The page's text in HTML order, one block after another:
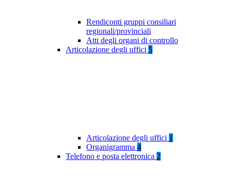
Rendiconti gruppi consiliari
regionali/provinciali
Atti degli organi di controllo
Articolazione degli uffici 5
Articolazione degli uffici 1
Organigramma 4
Telefono e posta elettronica 2